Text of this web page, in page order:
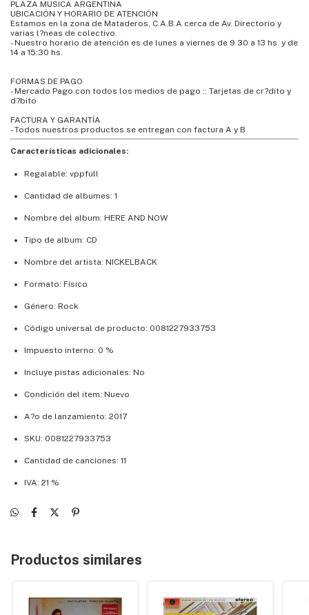
PLAZA MUSICA ARGENTINA
UBICACIÓN Y HORARIO DE ATENCIÓN
Estamos en la zona de Mataderos, C.A.B.A cerca de Av. Directorio y
varias l?neas de colectivo.
- Nuestro horario de atención es de lunes a viernes de 9 30 a 13 hs. y de
14 a 15:30 hs.
FORMAS DE PAGO
- Mercado Pago con todos los medios de pago :: Tarjetas de cr?dito y
d?bito
FACTURA Y GARANTÍA
- Todos nuestros productos se entregan con factura A y B
Características adicionales:
Regalable: vppfull
Cantidad de albumes: 1
Nombre del album: HERE AND NOW
Tipo de album: CD
Nombre del artista: NICKELBACK
Formato: Físico
Género: Rock
Código universal de producto: 0081227933753
Impuesto interno: 0 %
Incluye pistas adicionales: No
Condición del item: Nuevo
A?o de lanzamiento: 2017
SKU: 0081227933753
Cantidad de canciones: 11
IVA: 21 %
Productos similares